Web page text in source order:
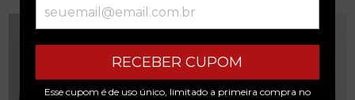
RECEBER CUPOM
Esse cupom é de uso único, limitado a primeira compra no